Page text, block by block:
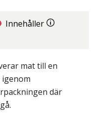
Innehåller
mat till en
där